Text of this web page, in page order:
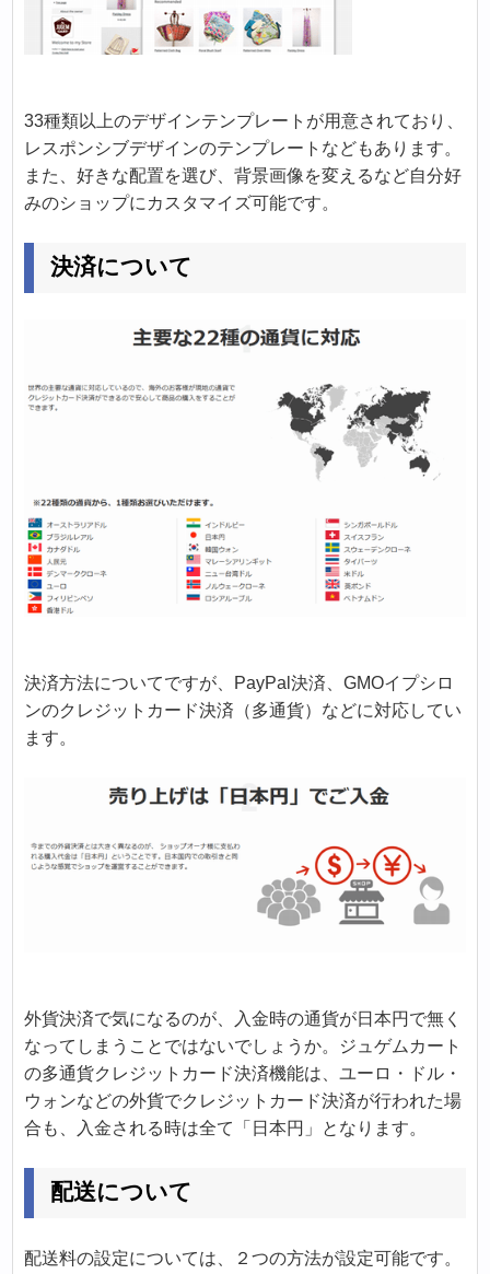
33種類以上のデザインテンプレートが用意されており、
レスポンシブデザインのテンプレートなどもあります。
また、好きな配置を選び、背景画像を変えるなど自分好
みのショップにカスタマイズ可能です。
決済について
決済方法についてですが、PayPal決済、GMOイプシロ
ンのクレジットカード決済（多通貨）などに対応してい
ます。
外貨決済で気になるのが、入金時の通貨が日本円で無く
なってしまうことではないでしょうか。ジュゲムカート
の多通貨クレジットカード決済機能は、ユーロ・ドル・
ウォンなどの外貨でクレジットカード決済が行われた場
合も、入金される時は全て「日本円」となります。
配送について
配送料の設定については、２つの方法が設定可能です。